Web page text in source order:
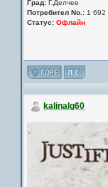
Град: Г.Делчев
Потребител No.: 1 692
Статус: Офлайн
kalinalg60